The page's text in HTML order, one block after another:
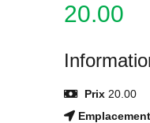
20.00
Prix 20.00
Emplacement